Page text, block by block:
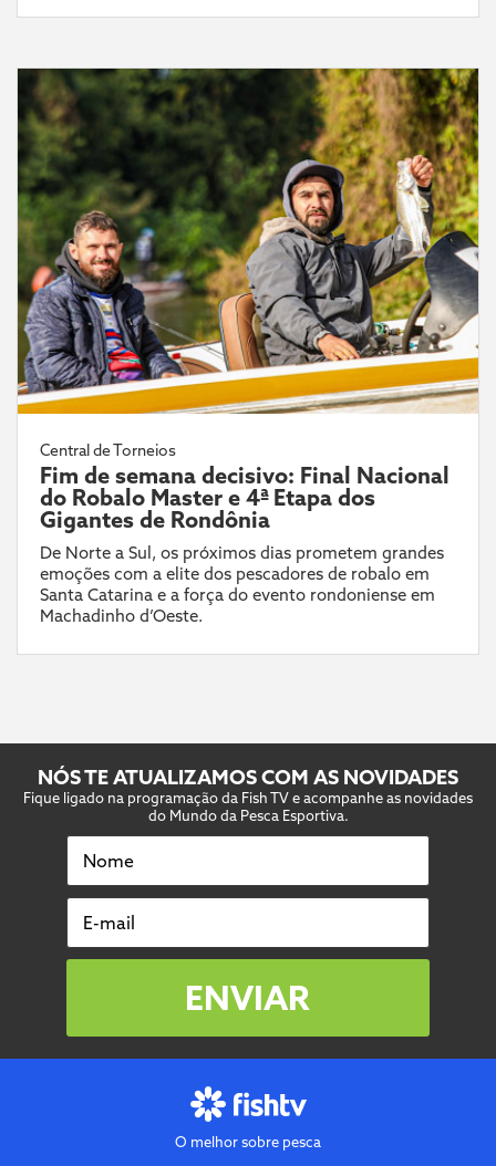
Central de Torneios
Fim de semana decisivo: Final Nacional
do Robalo Master e 4ª Etapa dos
Gigantes de Rondônia
De Norte a Sul, os próximos dias prometem grandes
emoções com a elite dos pescadores de robalo em
Santa Catarina e a força do evento rondoniense em
Machadinho d’Oeste.
NÓS TE ATUALIZAMOS COM AS NOVIDADES
Fique ligado na programação da Fish TV e acompanhe as novidades
do Mundo da Pesca Esportiva.
Nome
E-mail
ENVIAR
O melhor sobre pesca